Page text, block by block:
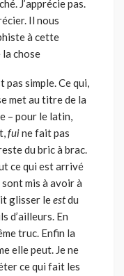
J’apprécie pas.
Il nous
à cette
la chose
pas simple. Ce qui,
met au titre de la
– pour le latin,
fuine fait pas
du bric à brac.
ce qui est arrivé
mis à avoir à
glisser leestdu
d’ailleurs. En
truc. Enfin la
elle peut. Je ne
ce qui fait les